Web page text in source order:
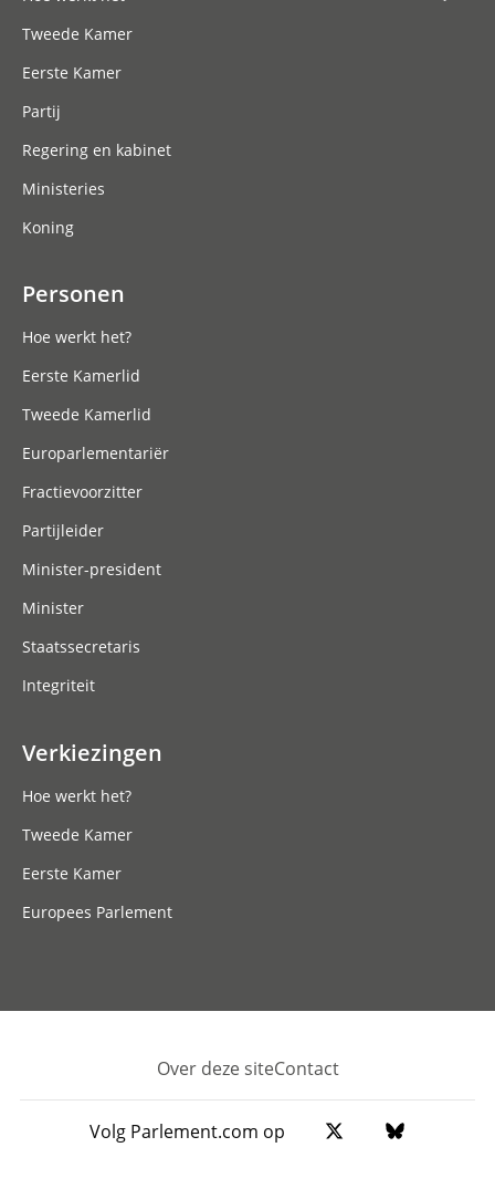
Tweede Kamer
Eerste Kamer
Partij
Regering en kabinet
Ministeries
Koning
Personen
Hoe werkt het?
Eerste Kamerlid
Tweede Kamerlid
Europarlementariër
Fractievoorzitter
Partijleider
Minister-president
Minister
Staatssecretaris
Integriteit
Verkiezingen
Hoe werkt het?
Tweede Kamer
Eerste Kamer
Europees Parlement
Footer
Over deze siteContact
Volg Parlement.com op